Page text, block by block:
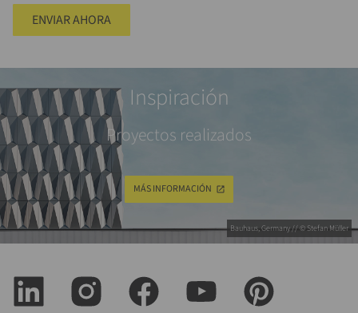
ENVIAR AHORA
Bauhaus, Germany // © Stefan Müller
Inspiración
Proyectos realizados
MÁS INFORMACIÓN